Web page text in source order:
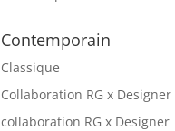
Contemporain
Classique
Collaboration RG x Designer
collaboration RG x Designer